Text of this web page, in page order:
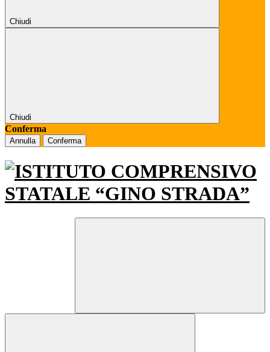
Chiudi
Chiudi
Conferma
Annulla Conferma